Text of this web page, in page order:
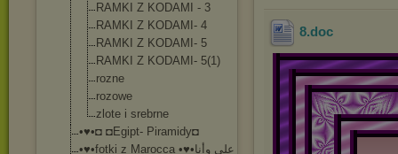
RAMKI Z KODAMI - 3
RAMKI Z KODAMI- 4
RAMKI Z KODAMI- 5
RAMKI Z KODAMI- 5(1)
rozne
rozowe
zlote i srebrne
•♥•◘ ◘Egipt- Piramidy◘
•♥•fotki z Marocca •♥•علي وأنا
8.doc